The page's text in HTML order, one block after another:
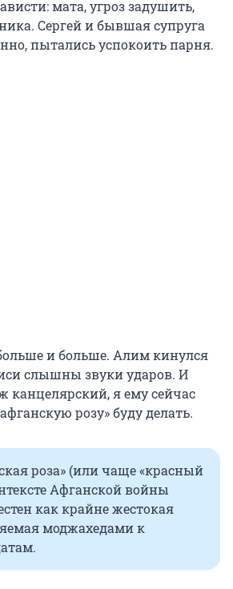
мата, угроз задушить,
Сергей и бывшая супруга
пытались успокоить парня.
и больше. Алим кинулся
слышны звуки ударов. И
канцелярский, я ему сейчас
розу» буду делать.
роза» (или чаще «красный
Афганской войны
как крайне жестокая
моджахедами к